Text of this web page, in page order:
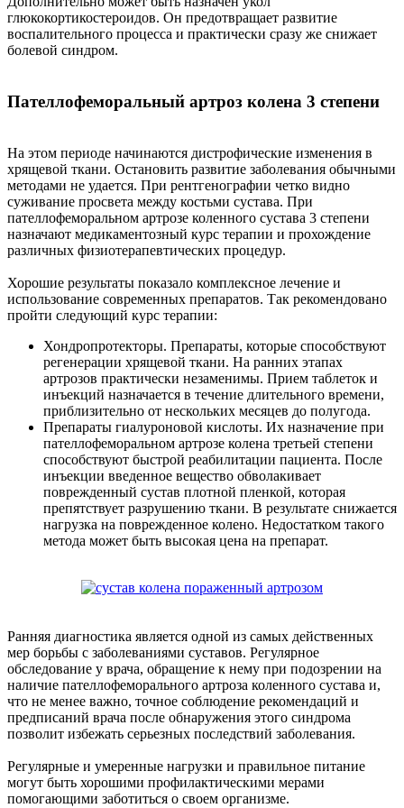
глюкокортикостероидов. Он предотвращает развитие
воспалительного процесса и практически сразу же снижает
болевой синдром.
Пателлофеморальный артроз колена 3 степени
На этом периоде начинаются дистрофические изменения в
хрящевой ткани. Остановить развитие заболевания обычными
методами не удается. При рентгенографии четко видно
суживание просвета между костьми сустава. При
пателлофеморальном артрозе коленного сустава 3 степени
назначают медикаментозный курс терапии и прохождение
различных физиотерапевтических процедур.
Хорошие результаты показало комплексное лечение и
использование современных препаратов. Так рекомендовано
пройти следующий курс терапии:
Хондропротекторы. Препараты, которые способствуют
регенерации хрящевой ткани. На ранних этапах
артрозов практически незаменимы. Прием таблеток и
инъекций назначается в течение длительного времени,
приблизительно от нескольких месяцев до полугода.
Препараты гиалуроновой кислоты. Их назначение при
пателлофеморальном артрозе колена третьей степени
способствуют быстрой реабилитации пациента. После
инъекции введенное вещество обволакивает
поврежденный сустав плотной пленкой, которая
препятствует разрушению ткани. В результате снижается
нагрузка на поврежденное колено. Недостатком такого
метода может быть высокая цена на препарат.
Ранняя диагностика является одной из самых действенных
мер борьбы с заболеваниями суставов. Регулярное
обследование у врача, обращение к нему при подозрении на
наличие пателлофеморального артроза коленного сустава и,
что не менее важно, точное соблюдение рекомендаций и
предписаний врача после обнаружения этого синдрома
позволит избежать серьезных последствий заболевания.
Регулярные и умеренные нагрузки и правильное питание
могут быть хорошими профилактическими мерами
помогающими заботиться о своем организме.